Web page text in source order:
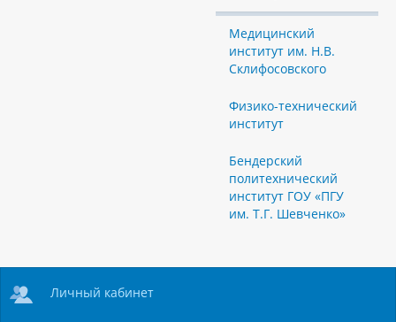
Медицинский
институт им. Н.В.
Склифосовского
Физико-технический
институт
Бендерский
политехнический
институт ГОУ «ПГУ
им. Т.Г. Шевченко»
Личный кабинет